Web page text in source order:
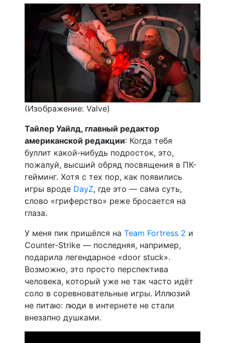
(Изображение: Valve)
Тайлер Уайлд, главный редактор
американской редакции: Когда тебя
буллит какой‑нибудь подросток, это,
пожалуй, высший обряд посвящения в ПК-
гейминг. Хотя с тех пор, как появились
игры вроде DayZ, где это — сама суть,
слово «гриферство» реже бросается на
глаза.
У меня пик пришёлся на Team Fortress 2 и
Counter-Strike — последняя, например,
подарила легендарное «door stuck».
Возможно, это просто перспектива
человека, который уже не так часто идёт
соло в соревновательные игры. Иллюзий
не питаю: люди в интернете не стали
внезапно душками.